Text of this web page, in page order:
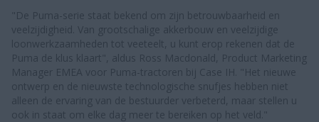
"De Puma-serie staat bekend om zijn betrouwbaarheid en
veelzijdigheid. Van grootschalige akkerbouw en veelzijdige
loonwerkzaamheden tot veeteelt, u kunt erop rekenen dat de
Puma de klus klaart", aldus Ross Macdonald, Product Marketing
Manager EMEA voor Puma-tractoren bij Case IH. "Het nieuwe
ontwerp en de nieuwste technologische snufjes hebben niet
alleen de ervaring van de bestuurder verbeterd, maar stellen u
ook in staat om elke dag meer te bereiken op het veld."